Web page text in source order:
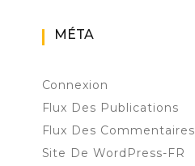
MÉTA
Connexion
Flux Des Publications
Flux Des Commentaires
Site De WordPress-FR